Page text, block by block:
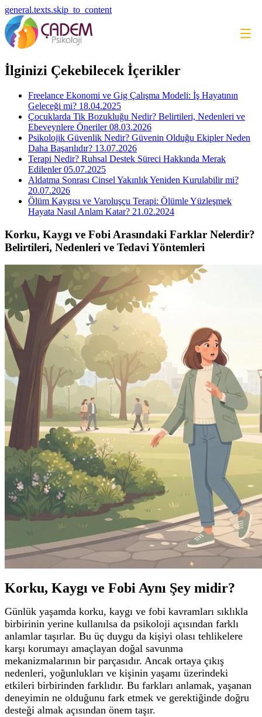
general.texts.skip_to_content
İlginizi Çekebilecek İçerikler
Freelance Ekonomi ve Gig Çalışma Modeli: İş Hayatının
Geleceği mi? 18.04.2025
Çocuklarda Tik Bozukluğu Nedir? Belirtileri, Nedenleri ve
Ebeveynlere Öneriler 08.03.2026
Psikolojik Güvenlik Nedir? Güvenin Olduğu Ekipler Neden
Daha Başarılıdır? 13.07.2026
Terapi Nedir? Ruhsal Destek Süreci Hakkında Merak
Edilenler 05.07.2025
Aldatma Sonrası Cinsel Yakınlık Yeniden Kurulabilir mi?
20.07.2026
Ölüm Kaygısı ve Varoluşçu Terapi: Ölümle Yüzleşmek
Hayata Nasıl Anlam Katar? 21.02.2024
Korku, Kaygı ve Fobi Arasındaki Farklar Nelerdir?
Belirtileri, Nedenleri ve Tedavi Yöntemleri
Korku, Kaygı ve Fobi Aynı Şey midir?
Günlük yaşamda korku, kaygı ve fobi kavramları sıklıkla
birbirinin yerine kullanılsa da psikoloji açısından farklı
anlamlar taşırlar. Bu üç duygu da kişiyi olası tehlikelere
karşı korumayı amaçlayan doğal savunma
mekanizmalarının bir parçasıdır. Ancak ortaya çıkış
nedenleri, yoğunlukları ve kişinin yaşamı üzerindeki
etkileri birbirinden farklıdır. Bu farkları anlamak, yaşanan
deneyimin ne olduğunu fark etmek ve gerektiğinde doğru
desteği almak açısından önem taşır.